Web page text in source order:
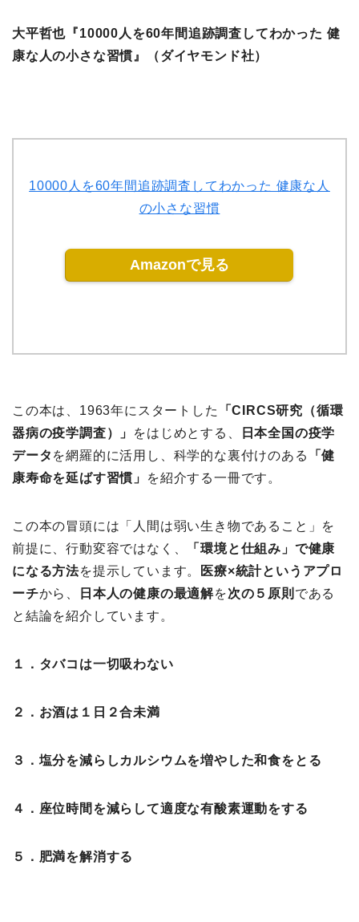
大平哲也『10000人を60年間追跡調査してわかった 健
康な人の小さな習慣』（ダイヤモンド社）
10000人を60年間追跡調査してわかった 健康な人
の小さな習慣
Amazonで見る
この本は、1963年にスタートした
「CIRCS研究（循環
器病の疫学調査）」
をはじめとする、
日本全国の疫学
データ を網羅的に活用し、科学的な裏付けのある
「健
康寿命を延ばす習慣」
を紹介する一冊です。
この本の冒頭には「人間は弱い生き物であること」を
前提に、行動変容ではなく、
「環境と仕組み」で健康
になる方法を提示しています。
医療×統計というアプロ
ーチから、 日本人の健康の最適解を次の５原則 である
と結論を紹介しています。
１．タバコは一切吸わない
２．お酒は１日２合未満
３．塩分を減らしカルシウムを増やした和食をとる
４．座位時間を減らして適度な有酸素運動をする
５．肥満を解消する